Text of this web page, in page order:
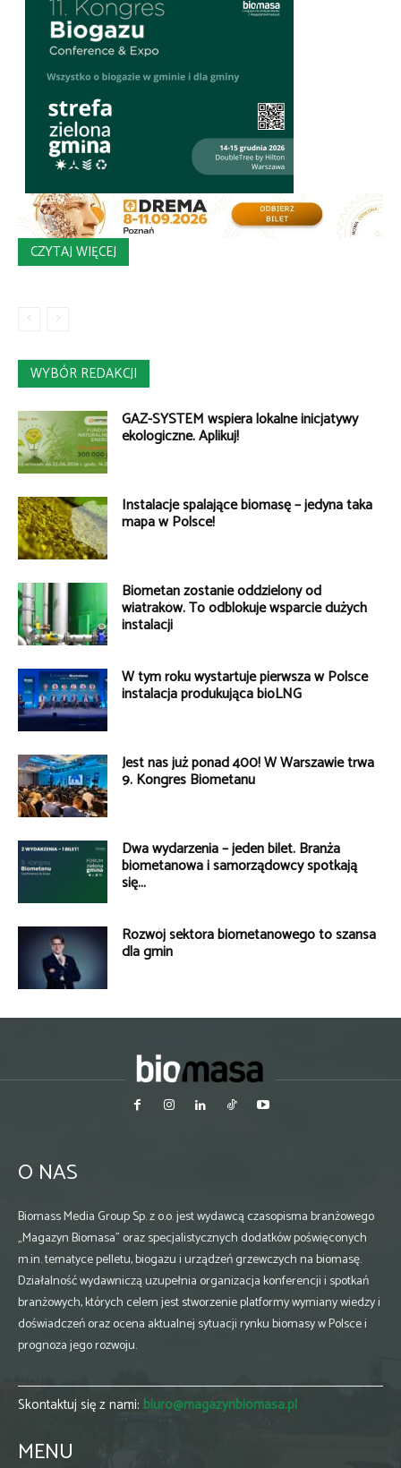
CZYTAJ WIĘCEJ
WYBÓR REDAKCJI
GAZ-SYSTEM wspiera lokalne inicjatywy
ekologiczne. Aplikuj!
Instalacje spalające biomasę – jedyna taka
mapa w Polsce!
Biometan zostanie oddzielony od
wiatraków. To odblokuje wsparcie dużych
instalacji
W tym roku wystartuje pierwsza w Polsce
instalacja produkująca bioLNG
Jest nas już ponad 400! W Warszawie trwa
9. Kongres Biometanu
Dwa wydarzenia – jeden bilet. Branża
biometanowa i samorządowcy spotkają
się...
Rozwój sektora biometanowego to szansa
dla gmin
O NAS
Biomass Media Group Sp. z o.o. jest wydawcą czasopisma branżowego
„Magazyn Biomasa” oraz specjalistycznych dodatków poświęconych
m.in. tematyce pelletu, biogazu i urządzeń grzewczych na biomasę.
Działalność wydawniczą uzupełnia organizacja konferencji i spotkań
branżowych, których celem jest stworzenie platformy wymiany wiedzy i
doświadczeń oraz ocena aktualnej sytuacji rynku biomasy w Polsce i
prognoza jego rozwoju.
Skontaktuj się z nami: biuro@magazynbiomasa.pl
MENU